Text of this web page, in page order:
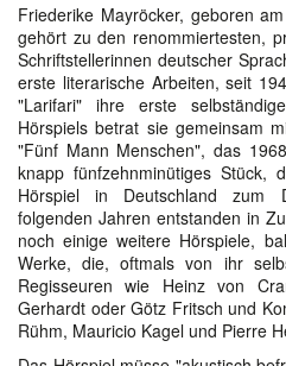
Friederike Mayröcker, geboren
gehört zu den renommiertesten,
Schriftstellerinnen deutscher
erste literarische Arbeiten, seit
"Larifari" ihre erste
Hörspiels betrat sie gemeinsam
"Fünf Mann Menschen", das
knapp fünfzehnminütiges Stück,
Hörspiel in Deutschland zum
folgenden Jahren entstanden in
noch einige weitere Hörspiele,
Werke, die, oftmals von ihr
Regisseuren wie Heinz von
Gerhardt oder Götz Fritsch und
Rühm, Mauricio Kagel und Pierre